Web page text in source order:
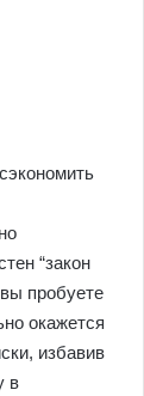
“закон
пробуете
окажется
избавив
в